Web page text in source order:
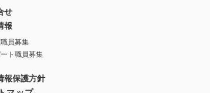
せ
報
員募集
ト職員募集
報保護方針